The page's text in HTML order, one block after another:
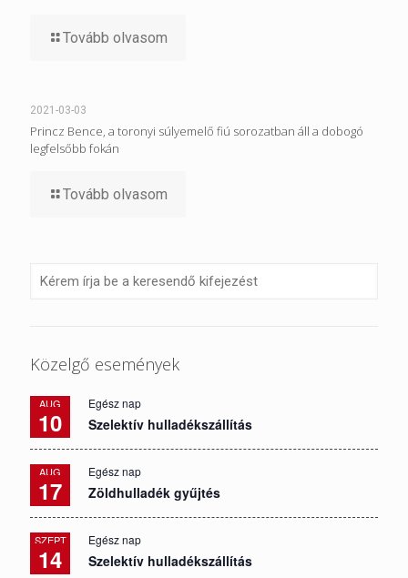
Tovább olvasom
2021-03-03
Princz Bence, a toronyi súlyemelő fiú sorozatban áll a dobogó
legfelsőbb fokán
Tovább olvasom
Közelgő események
AUG
10
Egész nap
Szelektív hulladékszállítás
AUG
17
Egész nap
Zöldhulladék gyűjtés
SZEPT
14
Egész nap
Szelektív hulladékszállítás